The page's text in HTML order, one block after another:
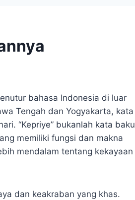
bahasa Indonesia di luar
Tengah dan Yogyakarta, kata
“Kepriye” bukanlah kata baku
memiliki fungsi dan makna
mendalam tentang kekayaan
dan keakraban yang khas.